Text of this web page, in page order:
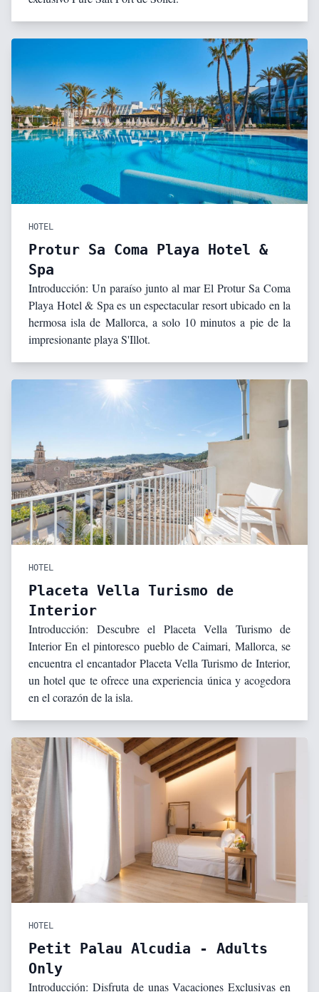
HOTEL
Protur Sa Coma Playa Hotel &
Spa
Introducción: Un paraíso junto al mar El Protur Sa Coma
Playa Hotel & Spa es un espectacular resort ubicado en la
hermosa isla de Mallorca, a solo 10 minutos a pie de la
impresionante playa S'Illot.
HOTEL
Placeta Vella Turismo de
Interior
Introducción: Descubre el Placeta Vella Turismo de
Interior En el pintoresco pueblo de Caimari, Mallorca, se
encuentra el encantador Placeta Vella Turismo de Interior,
un hotel que te ofrece una experiencia única y acogedora
en el corazón de la isla.
HOTEL
Petit Palau Alcudia - Adults
Only
Introducción: Disfruta de unas Vacaciones Exclusivas en